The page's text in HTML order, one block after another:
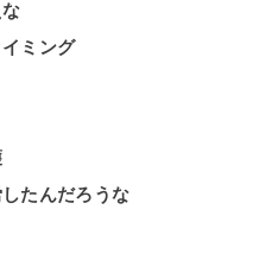
ミング
たんだろうな